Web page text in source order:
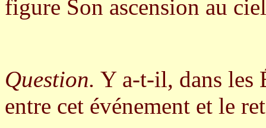
figure Son ascension au
Question. Y a-t-il, dans les
entre cet événement et le